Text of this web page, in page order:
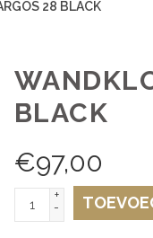
28 BLACK
BLACK
€97,00
+
-